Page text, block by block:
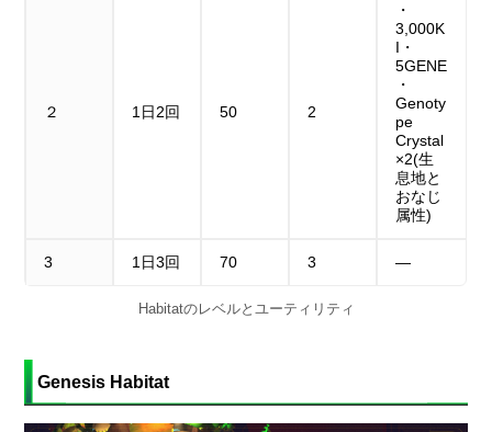
２ 1日2回 50 2
・
3,000K
I・
5GENE
・
Genoty
pe
Crystal
×2(生
息地と
おなじ
属性)
3 1日3回 70 3 ―
Habitatのレベルとユーティリティ
Genesis Habitat